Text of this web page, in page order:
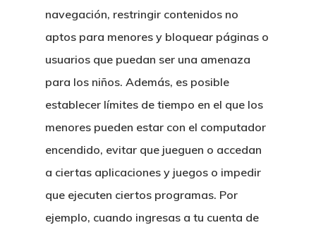
navegación, restringir contenidos no
aptos para menores y bloquear páginas o
usuarios que puedan ser una amenaza
para los niños. Además, es posible
establecer límites de tiempo en el que los
menores pueden estar con el computador
encendido, evitar que jueguen o accedan
a ciertas aplicaciones y juegos o impedir
que ejecuten ciertos programas. Por
ejemplo, cuando ingresas a tu cuenta de